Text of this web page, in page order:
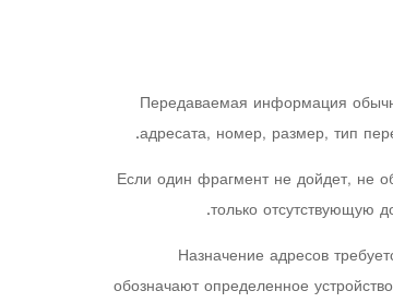
Передаваемая информация
адресата, номер, размер, тип
Если один фрагмент не дойдет, не
только отсутствующую
Назначение адресов
обозначают определенное